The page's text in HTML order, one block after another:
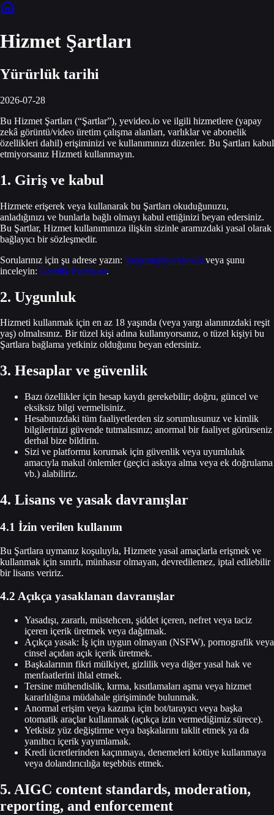
Hizmet Şartları
Yürürlük tarihi
2026-07-28
Bu Hizmet Şartları (“Şartlar”), yevideo.io ve ilgili hizmetlere (yapay
zekâ görüntü/video üretim çalışma alanları, varlıklar ve abonelik
özellikleri dahil) erişiminizi ve kullanımınızı düzenler. Bu Şartları kabul
etmiyorsanız Hizmeti kullanmayın.
1. Giriş ve kabul
Hizmete erişerek veya kullanarak bu Şartları okuduğunuzu,
anladığınızı ve bunlarla bağlı olmayı kabul ettiğinizi beyan edersiniz.
Bu Şartlar, Hizmet kullanımınıza ilişkin sizinle aramızdaki yasal olarak
bağlayıcı bir sözleşmedir.
Sorularınız için şu adrese yazın: support@yevideo.io veya şunu
inceleyin: Gizlilik Politikası.
2. Uygunluk
Hizmeti kullanmak için en az 18 yaşında (veya yargı alanınızdaki reşit
yaş) olmalısınız. Bir tüzel kişi adına kullanıyorsanız, o tüzel kişiyi bu
Şartlara bağlama yetkiniz olduğunu beyan edersiniz.
3. Hesaplar ve güvenlik
Bazı özellikler için hesap kaydı gerekebilir; doğru, güncel ve
eksiksiz bilgi vermelisiniz.
Hesabınızdaki tüm faaliyetlerden siz sorumlusunuz ve kimlik
bilgilerinizi güvende tutmalısınız; anormal bir faaliyet görürseniz
derhal bize bildirin.
Sizi ve platformu korumak için güvenlik veya uyumluluk
amacıyla makul önlemler (geçici askıya alma veya ek doğrulama
vb.) alabiliriz.
4. Lisans ve yasak davranışlar
4.1 İzin verilen kullanım
Bu Şartlara uymanız koşuluyla, Hizmete yasal amaçlarla erişmek ve
kullanmak için sınırlı, münhasır olmayan, devredilemez, iptal edilebilir
bir lisans veririz.
4.2 Açıkça yasaklanan davranışlar
Yasadışı, zararlı, müstehcen, şiddet içeren, nefret veya taciz
içeren içerik üretmek veya dağıtmak.
Açıkça yasak: İş için uygun olmayan (NSFW), pornografik veya
cinsel açıdan açık içerik üretmek.
Başkalarının fikri mülkiyet, gizlilik veya diğer yasal hak ve
menfaatlerini ihlal etmek.
Tersine mühendislik, kırma, kısıtlamaları aşma veya hizmet
kararlılığına müdahale girişiminde bulunmak.
Anormal erişim veya kazıma için bot/tarayıcı veya başka
otomatik araçlar kullanmak (açıkça izin vermediğimiz sürece).
Yetkisiz yüz değiştirme veya başkalarını taklit etmek ya da
yanıltıcı içerik yayımlamak.
Kredi ücretlerinden kaçınmaya, denemeleri kötüye kullanmaya
veya dolandırıcılığa teşebbüs etmek.
5. AIGC content standards, moderation,
reporting, and enforcement